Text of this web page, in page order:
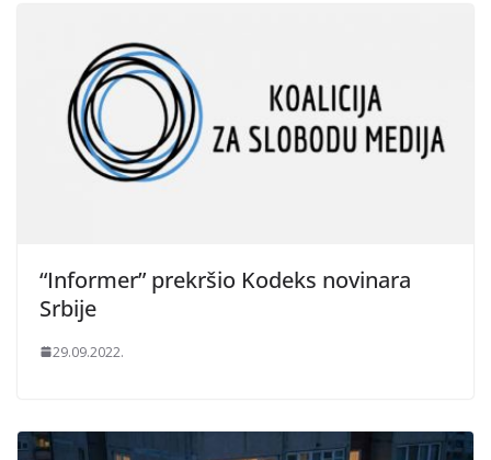
“Informer” prekršio Kodeks novinara
Srbije
29.09.2022.